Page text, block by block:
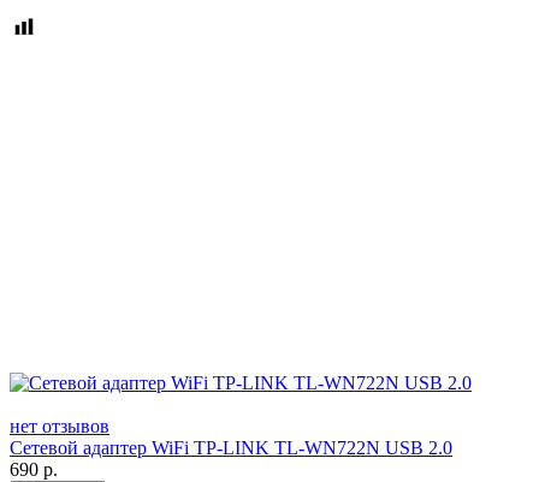
нет отзывов
Сетевой адаптер WiFi TP-LINK TL-WN722N USB 2.0
690 р.